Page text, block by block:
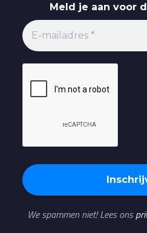
Meld je aan voor
We spammen niet! Lees ons